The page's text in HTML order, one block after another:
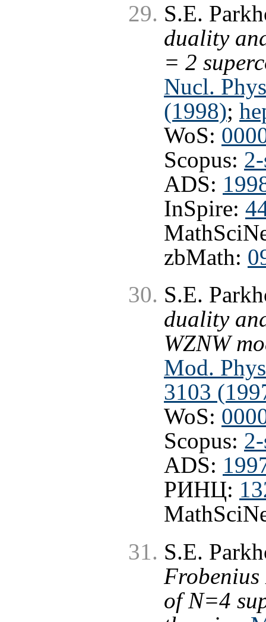
S.E.
duality
= 2
Nucl.
(1998);
WoS:
Scopus:
ADS:
InSpire:
zbMath:
S.E.
duality
WZNW
Mod.
3103
WoS:
Scopus:
ADS:
РИНЦ:
S.E.
of N=4